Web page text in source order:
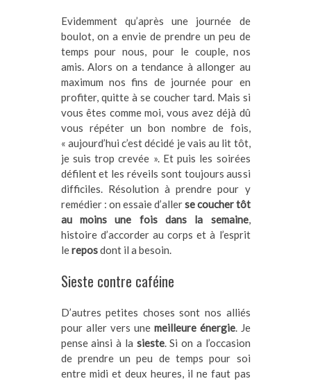
Evidemment qu’après une journée de
boulot, on a envie de prendre un peu de
temps pour nous, pour le couple, nos
amis. Alors on a tendance à allonger au
maximum nos fins de journée pour en
profiter, quitte à se coucher tard. Mais si
vous êtes comme moi, vous avez déjà dû
vous répéter un bon nombre de fois,
« aujourd’hui c’est décidé je vais au lit tôt,
je suis trop crevée ». Et puis les soirées
défilent et les réveils sont toujours aussi
difficiles. Résolution à prendre pour y
remédier : on essaie d’allerse coucher tôt
au moins une fois dans la semaine,
histoire d’accorder au corps et à l’esprit
lereposdont il a besoin.
Sieste contre caféine
D’autres petites choses sont nos alliés
pour aller vers une meilleure énergie. Je
pense ainsi à la sieste. Si on a l’occasion
de prendre un peu de temps pour soi
entre midi et deux heures, il ne faut pas